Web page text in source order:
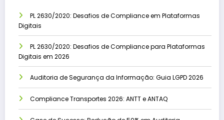
PL 2630/2020: Desafios de Compliance em Plataformas
Digitais
PL 2630/2020: Desafios de Compliance para Plataformas
Digitais em 2026
Auditoria de Segurança da Informação: Guia LGPD 2026
Compliance Transportes 2026: ANTT e ANTAQ